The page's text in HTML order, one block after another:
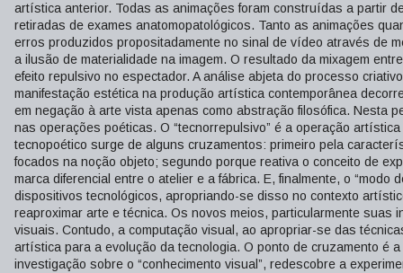
artística anterior. Todas as animações foram construídas a partir
retiradas de exames anatomopatológicos. Tanto as animações
erros produzidos propositadamente no sinal de vídeo através de
a ilusão de materialidade na imagem. O resultado da mixagem
efeito repulsivo no espectador. A análise abjeta do processo
manifestação estética na produção artística contemporânea
em negação à arte vista apenas como abstração filosófica. Nesta
nas operações poéticas. O “tecnorrepulsivo” é a operação
tecnopoético surge de alguns cruzamentos: primeiro pela
focados na noção objeto; segundo porque reativa o conceito de
marca diferencial entre o atelier e a fábrica. E, finalmente, o
dispositivos tecnológicos, apropriando-se disso no contexto
reaproximar arte e técnica. Os novos meios, particularmente
visuais. Contudo, a computação visual, ao apropriar-se das
artística para a evolução da tecnologia. O ponto de cruzamento é
investigação sobre o “conhecimento visual”, redescobre a